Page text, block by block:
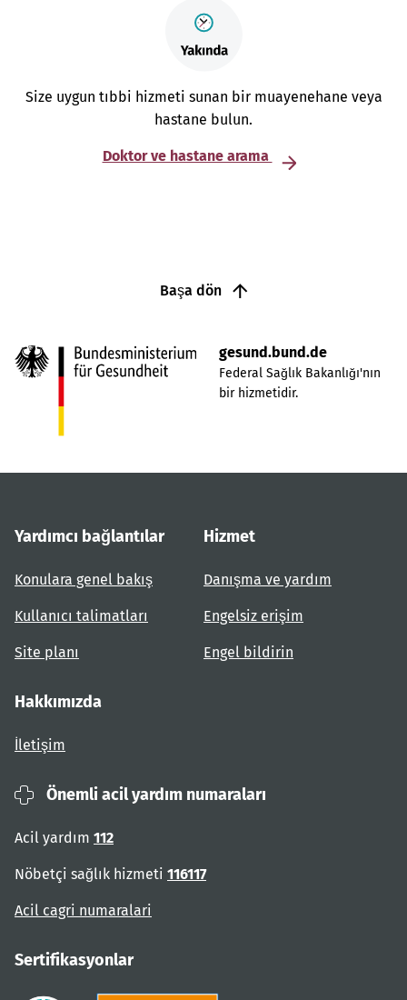
Size uygun tıbbi hizmeti sunan bir muayenehane veya
hastane bulun.
Doktor ve hastane arama
Başa dön
gesund.bund.de
Federal Sağlık Bakanlığı'nın
bir hizmetidir.
Yardımcı bağlantılar
Konulara genel bakış
Kullanıcı talimatları
Site planı
Hizmet
Danışma ve yardım
Engelsiz erişim
Engel bildirin
Hakkımızda
İletişim
Önemli acil yardım numaraları
Acil yardım 112
Nöbetçi sağlık hizmeti 116117
Acil cagri numaralari
Sertifikasyonlar